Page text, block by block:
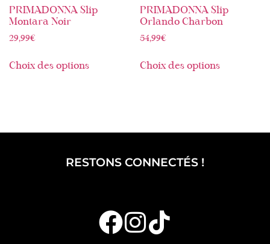
PRIMADONNA Slip
Montara Noir
29,99€
Choix des options
PRIMADONNA Slip
Orlando Charbon
54,99€
Choix des options
RESTONS CONNECTÉS !